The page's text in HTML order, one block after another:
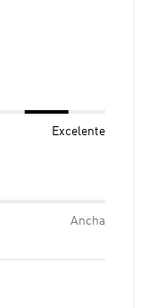
Excelente
Ancha